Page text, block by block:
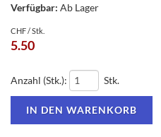
Verfügbar: Ab Lager
CHF / Stk.
5.50
Anzahl (Stk.): Stk.